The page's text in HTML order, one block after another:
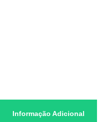
Informação Adicional